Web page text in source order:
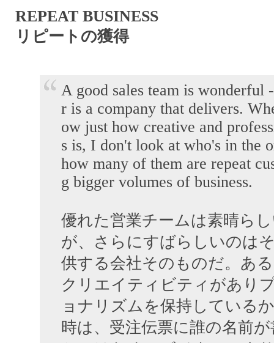
REPEAT BUSINESS
リピートの獲得
A good sales team is wonderful
r is a company that delivers.
ow just how creative and
s is, I don't look at who's in the
how many of them are repeat
g bigger volumes of business.
優れた営業チームは素晴ら
が、さらにすばらしいのは
供する会社そのものだ。あ
クリエイティビティがあり
ョナリズムを保持している
時は、受注伝票に誰の名前